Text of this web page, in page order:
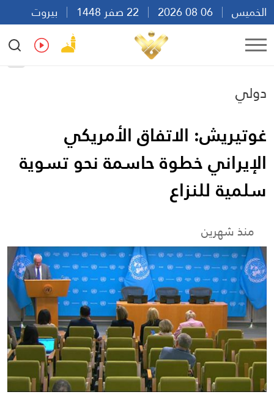
الخميس
بيروت
10:41
Ar
دولي
غوتيريش: الاتفاق الأمريكي
الإيراني خطوة حاسمة نحو تسوية
سلمية للنزاع
منذ شهرين